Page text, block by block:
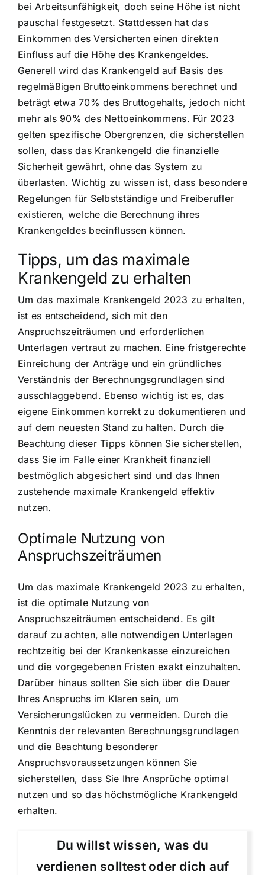
bei Arbeitsunfähigkeit, doch seine Höhe ist nicht
pauschal festgesetzt. Stattdessen hat das
Einkommen des Versicherten einen direkten
Einfluss auf die Höhe des Krankengeldes.
Generell wird das Krankengeld auf Basis des
regelmäßigen Bruttoeinkommens berechnet und
beträgt etwa 70% des Bruttogehalts, jedoch nicht
mehr als 90% des Nettoeinkommens. Für 2023
gelten spezifische Obergrenzen, die sicherstellen
sollen, dass das Krankengeld die finanzielle
Sicherheit gewährt, ohne das System zu
überlasten. Wichtig zu wissen ist, dass besondere
Regelungen für Selbstständige und Freiberufler
existieren, welche die Berechnung ihres
Krankengeldes beeinflussen können.
Tipps, um das maximale
Krankengeld zu erhalten
Um das maximale Krankengeld 2023 zu erhalten,
ist es entscheidend, sich mit den
Anspruchszeiträumen und erforderlichen
Unterlagen vertraut zu machen. Eine fristgerechte
Einreichung der Anträge und ein gründliches
Verständnis der Berechnungsgrundlagen sind
ausschlaggebend. Ebenso wichtig ist es, das
eigene Einkommen korrekt zu dokumentieren und
auf dem neuesten Stand zu halten. Durch die
Beachtung dieser Tipps können Sie sicherstellen,
dass Sie im Falle einer Krankheit finanziell
bestmöglich abgesichert sind und das Ihnen
zustehende maximale Krankengeld effektiv
nutzen.
Optimale Nutzung von
Anspruchszeiträumen
Um das maximale Krankengeld 2023 zu erhalten,
ist die optimale Nutzung von
Anspruchszeiträumen entscheidend. Es gilt
darauf zu achten, alle notwendigen Unterlagen
rechtzeitig bei der Krankenkasse einzureichen
und die vorgegebenen Fristen exakt einzuhalten.
Darüber hinaus sollten Sie sich über die Dauer
Ihres Anspruchs im Klaren sein, um
Versicherungslücken zu vermeiden. Durch die
Kenntnis der relevanten Berechnungsgrundlagen
und die Beachtung besonderer
Anspruchsvoraussetzungen können Sie
sicherstellen, dass Sie Ihre Ansprüche optimal
nutzen und so das höchstmögliche Krankengeld
erhalten.
Du willst wissen, was du
verdienen solltest oder dich auf